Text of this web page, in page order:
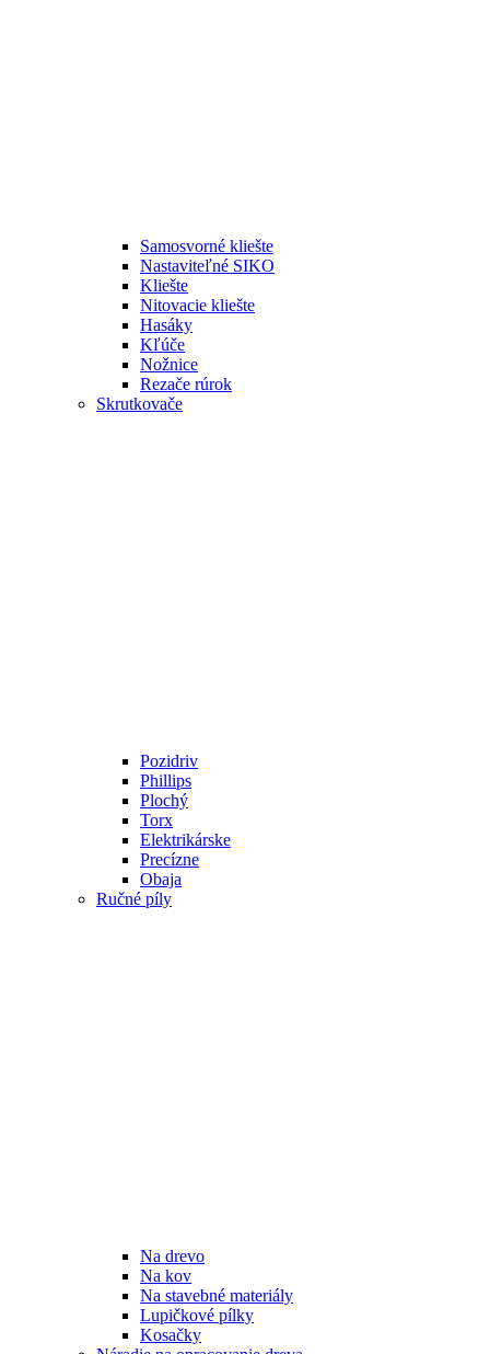
Samosvorné kliešte
Nastaviteľné SIKO
Kliešte
Nitovacie kliešte
Hasáky
Kľúče
Nožnice
Rezače rúrok
Skrutkovače
Pozidriv
Phillips
Plochý
Torx
Elektrikárske
Precízne
Obaja
Ručné píly
Na drevo
Na kov
Na stavebné materiály
Lupičkové pílky
Kosačky